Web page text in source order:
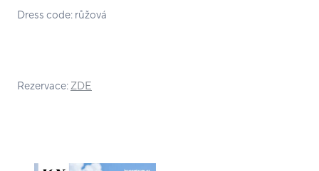
Dress code: růžová
Rezervace:ZDE